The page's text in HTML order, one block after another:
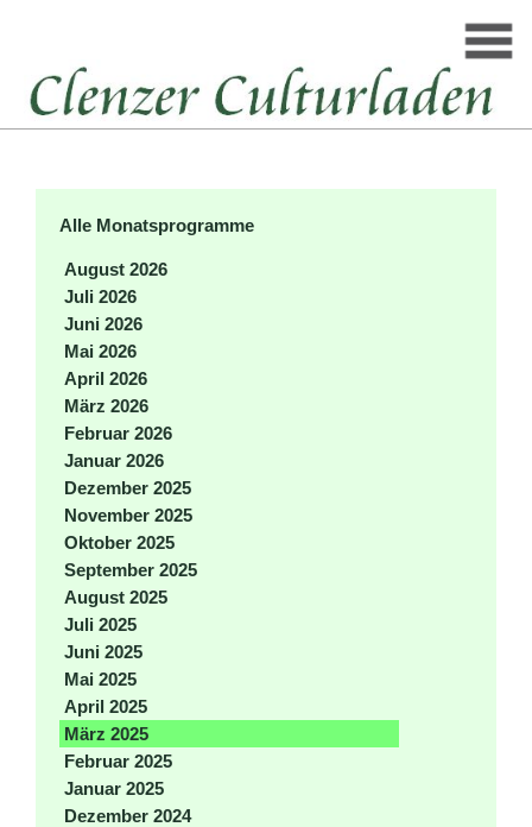
Alle Monatsprogramme
August 2026
Juli 2026
Juni 2026
Mai 2026
April 2026
März 2026
Februar 2026
Januar 2026
Dezember 2025
November 2025
Oktober 2025
September 2025
August 2025
Juli 2025
Juni 2025
Mai 2025
April 2025
März 2025
Februar 2025
Januar 2025
Dezember 2024